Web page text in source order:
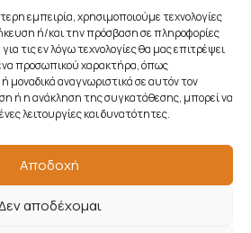
εμπειρία, χρησιμοποιούμε τεχνολογίες
ή/και την πρόσβαση σε πληροφορίες
τις εν λόγω τεχνολογίες θα μας επιτρέψει
προσωπικού χαρακτήρα, όπως
αναγνωριστικά σε αυτόν τον
ή η ανάκληση της συγκατάθεσης, μπορεί να
λειτουργίες και δυνατότητες.
Αποδοχή
αποδέχομαι
Πολιτική
Cookies